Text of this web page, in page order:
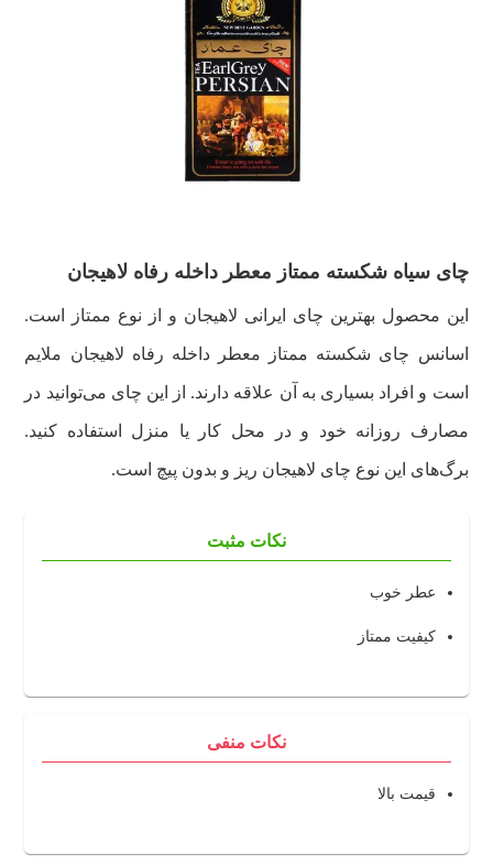
چای سیاه شکسته ممتاز معطر داخله رفاه لاهیجان
این محصول بهترین چای ایرانی لاهیجان و از نوع ممتاز است.
اسانس چای شکسته ممتاز معطر داخله رفاه لاهیجان ملایم
است و افراد بسیاری به آن علاقه دارند. از این چای می‌توانید در
مصارف روزانه خود و در محل کار یا منزل استفاده کنید.
برگ‌های این نوع چای لاهیجان ریز و بدون پیچ است.
نکات مثبت
عطر خوب
کیفیت ممتاز
نکات منفی
قیمت بالا